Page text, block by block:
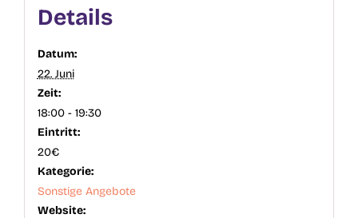
Details
Datum:
22. Juni
Zeit:
18:00 - 19:30
Eintritt:
20€
Kategorie:
Sonstige Angebote
Website: